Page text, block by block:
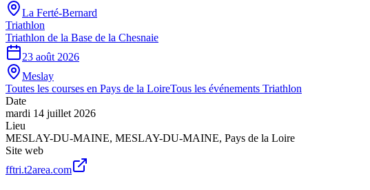
La Ferté-Bernard
Triathlon
Triathlon de la Base de la Chesnaie
23 août 2026
Meslay
Toutes les courses en Pays de la LoireTous les événements Triathlon
Date
mardi 14 juillet 2026
Lieu
MESLAY-DU-MAINE, MESLAY-DU-MAINE, Pays de la Loire
Site web
fftri.t2area.com